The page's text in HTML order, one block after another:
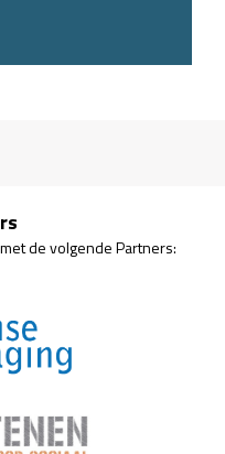
de volgende Partners: